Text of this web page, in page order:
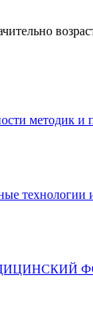
методик и
технологии